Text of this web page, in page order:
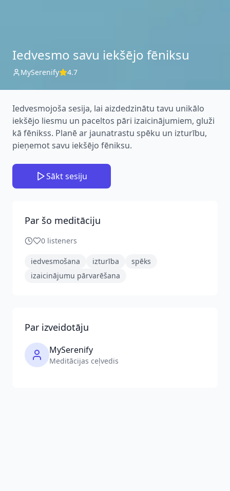
Iedvesmo savu iekšējo fēniksu
MySerenify 4.7
Iedvesmojoša sesija, lai aizdedzinātu tavu unikālo
iekšējo liesmu un paceltos pāri izaicinājumiem, gluži
kā fēnikss. Planē ar jaunatrastu spēku un izturību,
pieņemot savu iekšējo fēniksu.
Sākt sesiju
Par šo meditāciju
0 listeners
iedvesmošana izturība
spēks
izaicinājumu pārvarēšana
Par izveidotāju
MySerenify
Meditācijas ceļvedis